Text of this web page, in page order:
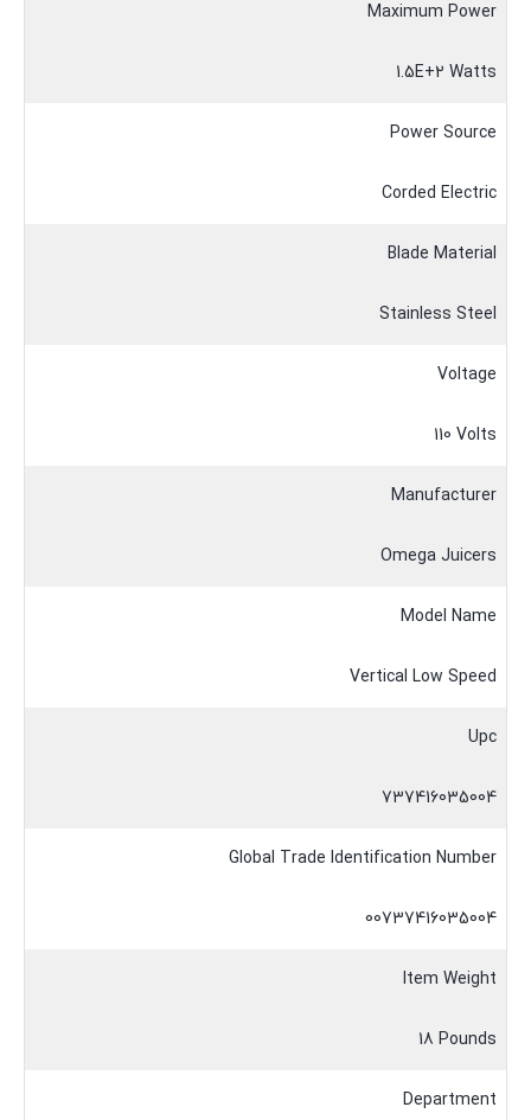
Maximum Power
1.5E+2 Watts
Power Source
Corded Electric
Blade Material
Stainless Steel
Voltage
110 Volts
Manufacturer
Omega Juicers
Model Name
Vertical Low Speed
Upc
737416035004
Global Trade Identification Number
00737416035004
Item Weight
18 Pounds
Department